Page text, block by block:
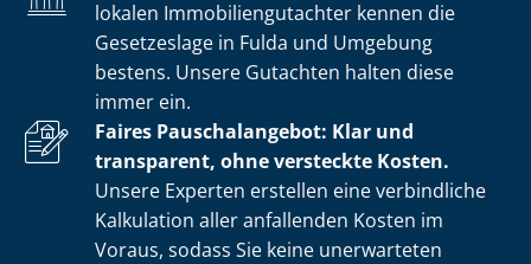
lokalen Im­mo­bi­li­en­gut­ach­ter kennen die
Gesetzeslage in Fulda und Umgebung
bestens. Unsere Gutachten halten diese
immer ein.
Faires Pauschalangebot: Klar und
transparent, ohne versteckte Kosten.
Unsere Experten erstellen eine verbindliche
Kalkulation aller anfallenden Kosten im
Voraus, sodass Sie keine unerwarteten